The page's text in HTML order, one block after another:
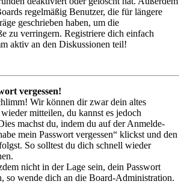
regelmäßig Benutzer, die für längere
geschrieben haben, um die
zu verringern. Registriere dich einfach
aktiv an den Diskussionen teil!
vergessen!
Wir können dir zwar dein altes
mitteilen, du kannst es jedoch
machst du, indem du auf der Anmelde-
mein Passwort vergessen“ klickst und den
So solltest du dich schnell wieder
nicht in der Lage sein, dein Passwort
so wende dich an die Board-Administration.